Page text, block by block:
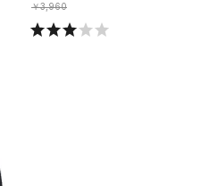
￥3,960